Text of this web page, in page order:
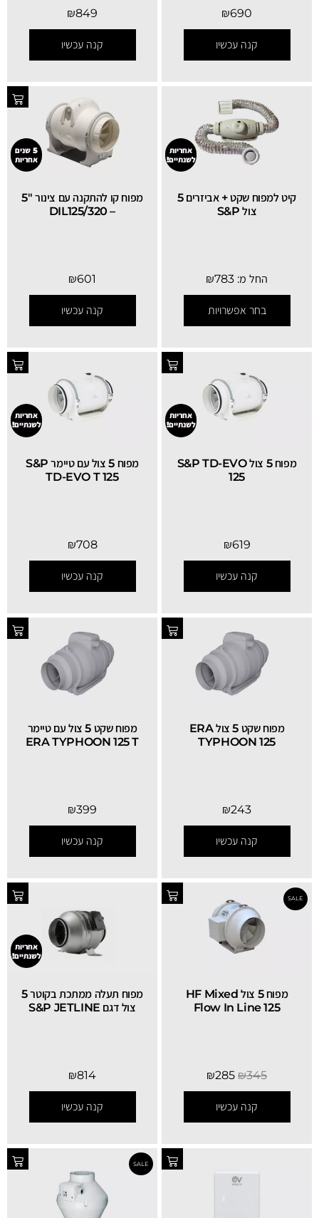
₪690
קנה עכשיו
₪849
קנה עכשיו
קיט למפוח שקט + אביזרים 5
צול S&P
החל מ: ₪783
בחר אפשרויות
אחריות
לשנתיים!
מפוח קו להתקנה עם צינור "5
– DIL125/320
₪601
קנה עכשיו
5 שנים
אחריות
מפוח 5 צול S&P TD-EVO
125
₪619
קנה עכשיו
אחריות
לשנתיים!
מפוח 5 צול עם טיימר S&P
TD-EVO T 125
₪708
קנה עכשיו
אחריות
לשנתיים!
מפוח שקט 5 צול ERA
TYPHOON 125
₪243
קנה עכשיו
מפוח שקט 5 צול עם טיימר
ERA TYPHOON 125 T
₪399
קנה עכשיו
מפוח 5 צול HF Mixed
Flow In Line 125
₪345
₪285
קנה עכשיו
מפוח תעלה ממתכת בקוטר 5
צול דגם S&P JETLINE
₪814
קנה עכשיו
אחריות
לשנתיים!